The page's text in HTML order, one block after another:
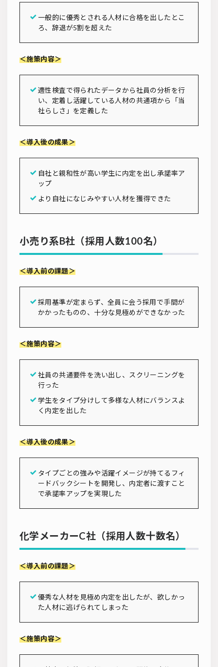
一般的に優秀とされる人材に合格を出したとこ
ろ、辞退が5割を超えた
＜施策内容＞
適性検査で得られたデータから社員の分析を行
い、定着し活躍している人材の共通項から「当
社らしさ」を定義した
＜導入後の成果＞
自社と親和性が高い学生に内定を出し承諾率ア
ップ
より自社になじみやすい人材を獲得できた
小売り系B社（採用人数100名）
＜導入前の課題＞
採用基準が定まらず、全員に会う採用で手間が
かかったものの、十分な見極めができなかった
＜施策内容＞
社員の共通要件を洗い出し、スクリーニングを
行った
学生をタイプ分けして多様な人材にバランスよ
く内定を出した
＜導入後の成果＞
タイプごとの強みや活躍イメージが持てるフィ
ードバックシートを開発し、内定者に渡すこと
で承諾率アップを実現した
化学メーカーC社（採用人数十数名）
＜導入前の課題＞
優秀な人材を見極め内定を出したが、欲しかっ
た人材に逃げられてしまった
＜施策内容＞